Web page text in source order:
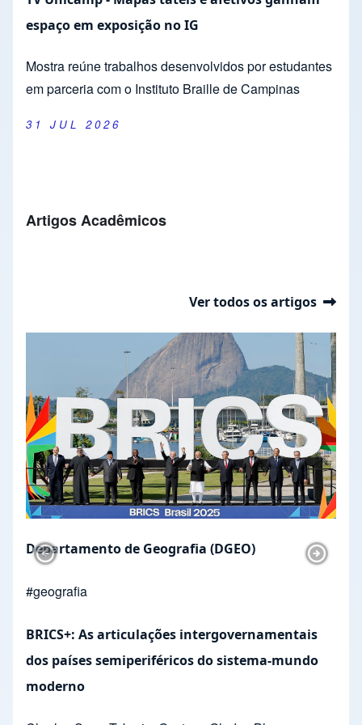
espaço em exposição no IG
Mostra reúne trabalhos desenvolvidos por estudantes
em parceria com o Instituto Braille de Campinas
31 JUL 2026
Artigos Acadêmicos
Ver todos os artigos
Presentación de diapositivas
Departamento de Geografia (DGEO)
#geografia
BRICS+: As articulações intergovernamentais
dos países semiperiféricos do sistema-mundo
moderno
Previous Slide Next